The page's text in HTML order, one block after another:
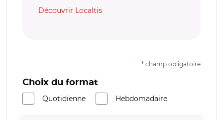
Découvrir Localtis
* champ obligatoire
Choix du format
Quotidienne
Hebdomadaire